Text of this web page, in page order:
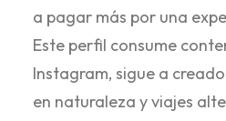
a pagar más por una
Este perfil consume
Instagram, sigue a
en naturaleza y viajes